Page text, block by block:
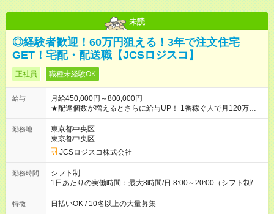
未読
◎経験者歓迎！60万円狙える！3年で注文住宅
GET！宅配・配送職【JCSロジスコ】
正社員 職種未経験OK
給与
月給450,000円～800,000円
★配達個数が増えるとさらに給与UP！ 1番稼ぐ人で月120万ほ
ど！ ・主要都市エリア 月収55万円／週5日稼働 月収65万~112
万円／週6日稼働 ・地方郊外エリア 月収40万円／週5日稼働 月
収40万円~50万円／週6日稼働 ＜モデルイメージ＞ ■月収50万
円 (27歳男性/江東区在住)※元建築関係 1日150個配達×25日勤務
(日休み) ■月収80万円(43歳男性/墨田区在住)※元営業 1日200個
勤務地
東京都中央区
東京都中央区
JCSロジスコ株式会社
勤務時間
シフト制
1日あたりの実働時間：最大8時間/日 8:00～20:00（シフト制/実
働8時間） ※週5日勤務（場所次第では週4も有り） ※配達状況に
よって時間外での勤務可能性有り ※案件により多少の前後あり
特徴 日払いOK / 10名以上の大量募集